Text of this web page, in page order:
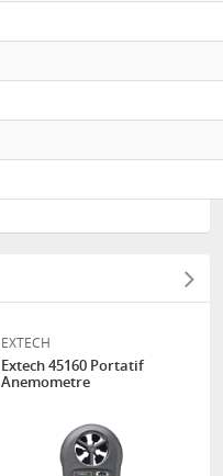
EXTECH
Extech 45160 Portatif
Anemometre